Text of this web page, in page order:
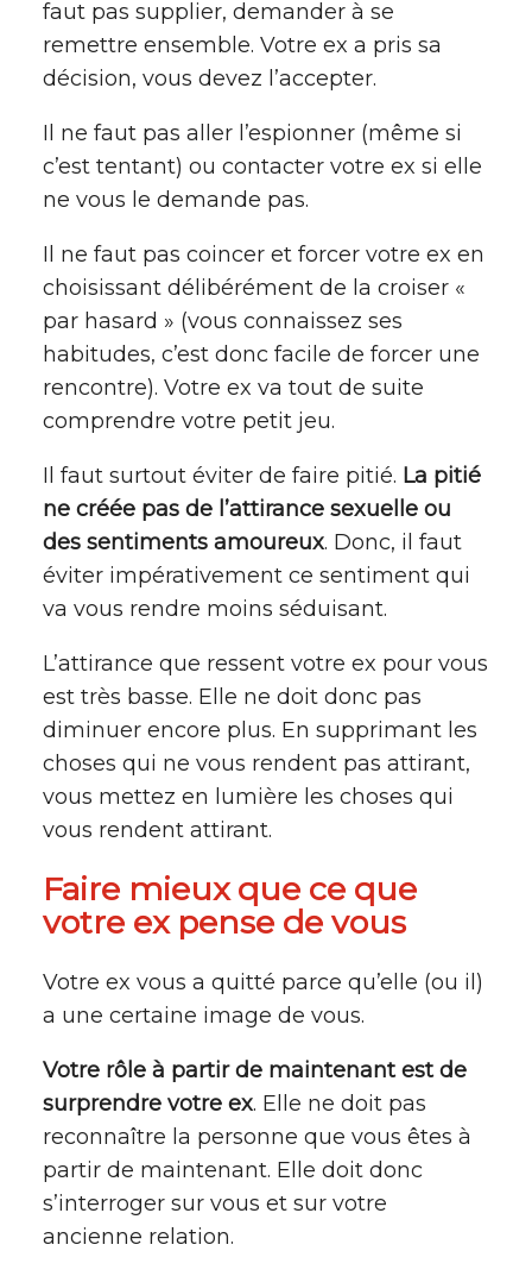
faut pas supplier, demander à se
remettre ensemble. Votre ex a pris sa
décision, vous devez l’accepter.
Il ne faut pas aller l’espionner (même si
c’est tentant) ou contacter votre ex si elle
ne vous le demande pas.
Il ne faut pas coincer et forcer votre ex en
choisissant délibérément de la croiser «
par hasard » (vous connaissez ses
habitudes, c’est donc facile de forcer une
rencontre). Votre ex va tout de suite
comprendre votre petit jeu.
Il faut surtout éviter de faire pitié. La pitié
ne créée pas de l’attirance sexuelle ou
des sentiments amoureux. Donc, il faut
éviter impérativement ce sentiment qui
va vous rendre moins séduisant.
L’attirance que ressent votre ex pour vous
est très basse. Elle ne doit donc pas
diminuer encore plus. En supprimant les
choses qui ne vous rendent pas attirant,
vous mettez en lumière les choses qui
vous rendent attirant.
Faire mieux que ce que
votre ex pense de vous
Votre ex vous a quitté parce qu’elle (ou il)
a une certaine image de vous.
Votre rôle à partir de maintenant est de
surprendre votre ex. Elle ne doit pas
reconnaître la personne que vous êtes à
partir de maintenant. Elle doit donc
s’interroger sur vous et sur votre
ancienne relation.